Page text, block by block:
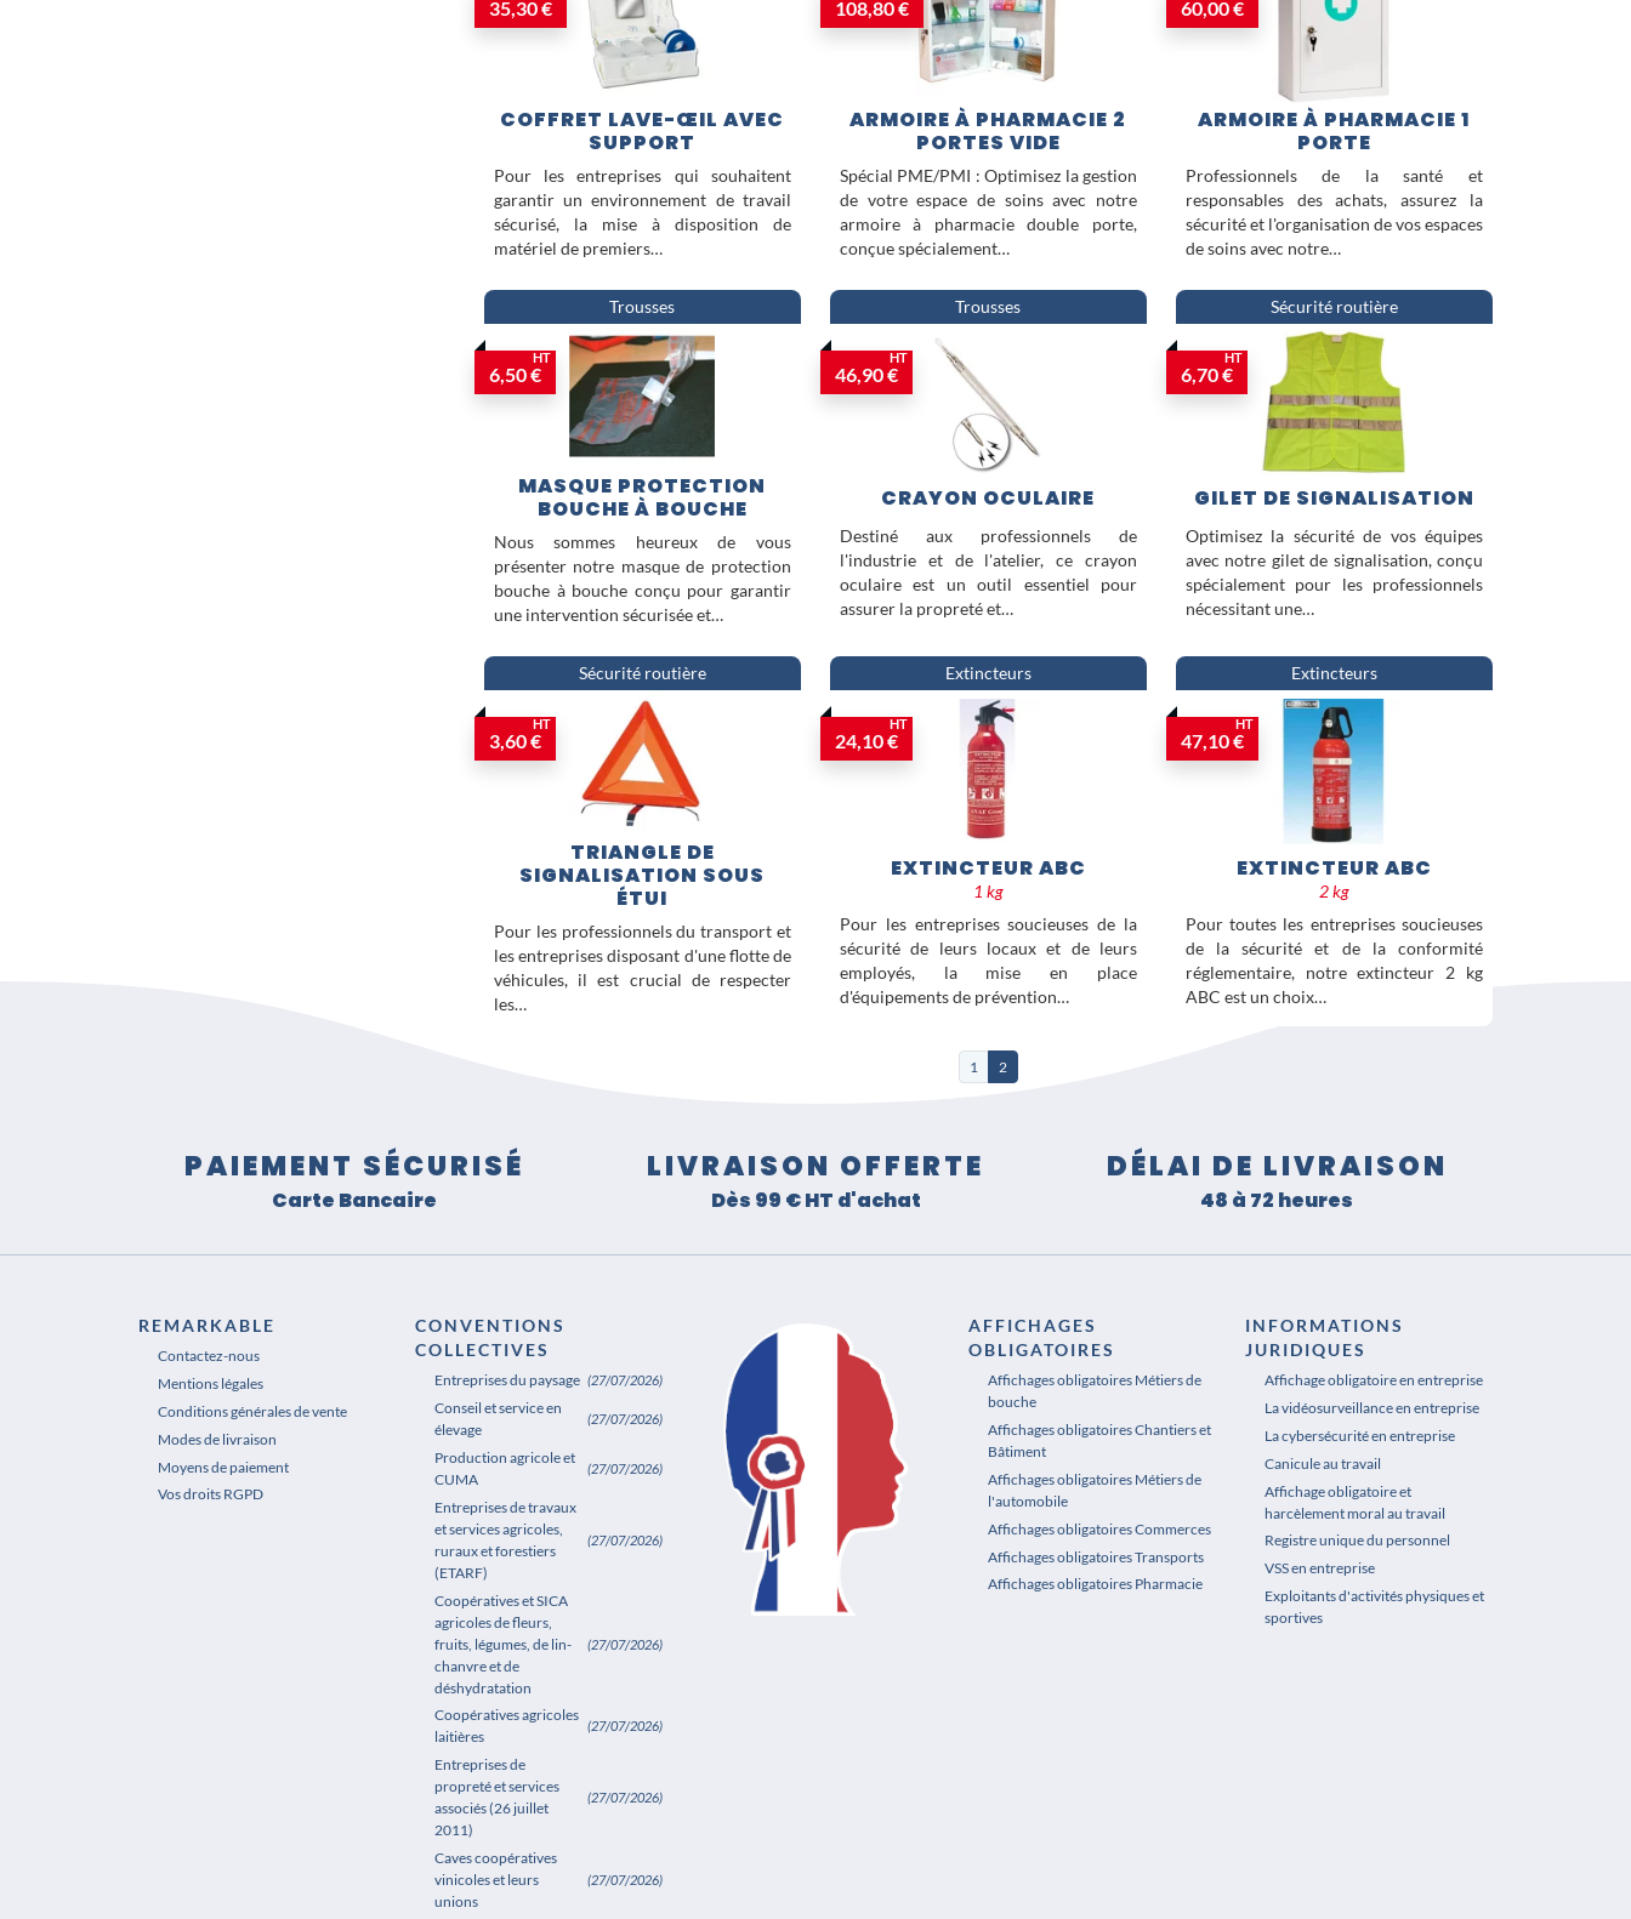
35,30 €
COFFRET LAVE-ŒIL AVEC
SUPPORT
Pour les entreprises qui souhaitent
garantir un environnement de travail
sécurisé, la mise à disposition de
matériel de premiers…
108,80 €
ARMOIRE À PHARMACIE 2
PORTES VIDE
Spécial PME/PMI : Optimisez la gestion
de votre espace de soins avec notre
armoire à pharmacie double porte,
conçue spécialement…
60,00 €
ARMOIRE À PHARMACIE 1
PORTE
Professionnels de la santé et
responsables des achats, assurez la
sécurité et l'organisation de vos espaces
de soins avec notre…
Trousses
6,50 €
HT
MASQUE PROTECTION
BOUCHE À BOUCHE
Nous sommes heureux de vous
présenter notre masque de protection
bouche à bouche conçu pour garantir
une intervention sécurisée et…
Trousses
46,90 €
HT
CRAYON OCULAIRE
Destiné aux professionnels de
l'industrie et de l'atelier, ce crayon
oculaire est un outil essentiel pour
assurer la propreté et…
Sécurité routière
6,70 €
HT
GILET DE SIGNALISATION
Optimisez la sécurité de vos équipes
avec notre gilet de signalisation, conçu
spécialement pour les professionnels
nécessitant une…
Sécurité routière
3,60 €
HT
TRIANGLE DE
SIGNALISATION SOUS
ÉTUI
Pour les professionnels du transport et
les entreprises disposant d'une flotte de
véhicules, il est crucial de respecter
les…
Extincteurs
24,10 €
HT
EXTINCTEUR ABC
1 kg
Pour les entreprises soucieuses de la
sécurité de leurs locaux et de leurs
employés, la mise en place
d'équipements de prévention…
Extincteurs
47,10 €
HT
EXTINCTEUR ABC
2 kg
Pour toutes les entreprises soucieuses
de la sécurité et de la conformité
réglementaire, notre extincteur 2 kg
ABC est un choix…
1 2
PAIEMENT SÉCURISÉ
Carte Bancaire
LIVRAISON OFFERTE
Dès 99 € HT d'achat
DÉLAI DE LIVRAISON
48 à 72 heures
REMARKABLE
Contactez-nous
Mentions légales
Conditions générales de vente
Modes de livraison
Moyens de paiement
Vos droits RGPD
CONVENTIONS
COLLECTIVES
Entreprises du paysage (27/07/2026)
Conseil et service en
élevage
(27/07/2026)
Production agricole et
CUMA
(27/07/2026)
Entreprises de travaux
et services agricoles,
ruraux et forestiers
(ETARF)
(27/07/2026)
Coopératives et SICA
agricoles de fleurs,
fruits, légumes, de lin-
chanvre et de
déshydratation
(27/07/2026)
Coopératives agricoles
laitières
(27/07/2026)
Entreprises de
propreté et services
associés (26 juillet
2011)
(27/07/2026)
Caves coopératives
vinicoles et leurs
unions
(27/07/2026)
AFFICHAGES
OBLIGATOIRES
Affichages obligatoires Métiers de
bouche
Affichages obligatoires Chantiers et
Bâtiment
Affichages obligatoires Métiers de
l'automobile
Affichages obligatoires Commerces
Affichages obligatoires Transports
Affichages obligatoires Pharmacie
INFORMATIONS
JURIDIQUES
Affichage obligatoire en entreprise
La vidéosurveillance en entreprise
La cybersécurité en entreprise
Canicule au travail
Affichage obligatoire et
harcèlement moral au travail
Registre unique du personnel
VSS en entreprise
Exploitants d'activités physiques et
sportives